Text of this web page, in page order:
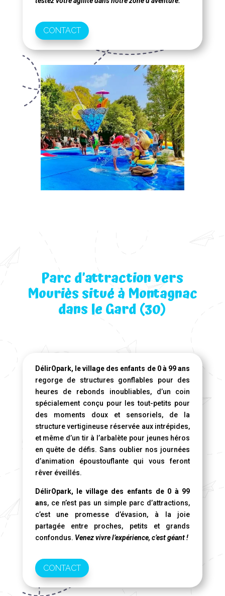
CONTACT
Parc d’attraction vers
Mouriès situé à Montagnac
dans le Gard (30)
DélirOpark, le village des enfants de 0 à 99 ans
regorge de structures gonflables pour des
heures de rebonds inoubliables, d’un coin
spécialement conçu pour les tout-petits pour
des moments doux et sensoriels, de la
structure vertigineuse réservée aux intrépides,
et même d’un tir à l’arbalète pour jeunes héros
en quête de défis. Sans oublier nos journées
d’animation époustouflante qui vous feront
rêver éveillés.
DélirOpark, le village des enfants de 0 à 99
ans, ce n’est pas un simple parc d’attractions,
c’est une promesse d’évasion, à la joie
partagée entre proches, petits et grands
confondus. Venez vivre l’expérience, c’est géant !
CONTACT